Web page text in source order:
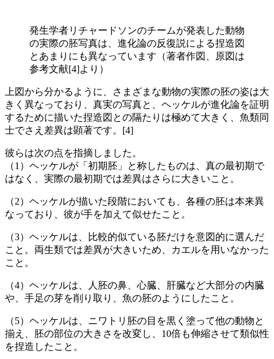
発生学者リチャードソンのチームが発表した動物
の実際の胚写真は、進化論の反復説による捏造図
とあまりにも異なっています（著者作図、原図は
参考文献[4]より）
上図から分かるように、さまざまな動物の実際の胚の姿は大
きく異なっており、真実の写真と、ヘッケルが進化論を証明
するために描いた捏造図との隔たりは極めて大きく、魚類同
士でさえ差異は顕著です。[4]
彼らは次の点を指摘しました。
（1）ヘッケルが「初期胚」と称したものは、真の最初期で
はなく、実際の最初期では差異はさらに大きいこと。
（2）ヘッケルが描いた段階においても、各種の胚は本来異
なっており、彼が手を加えて似せたこと。
（3）ヘッケルは、比較的似ている胚だけを意図的に選んだ
こと。両生類では差異が大きいため、カエルを用いなかった
こと。
（4）ヘッケルは、人胚の鼻、心臓、肝臓など大部分の内臓
や、手足の芽を削り取り、魚の胚のようにしたこと。
（5）ヘッケルは、ニワトリ胚の目を黒く塗って他の動物と
揃え、胚の部位の大きさを改変し、10倍も伸縮させて類似性
を捏造したこと。